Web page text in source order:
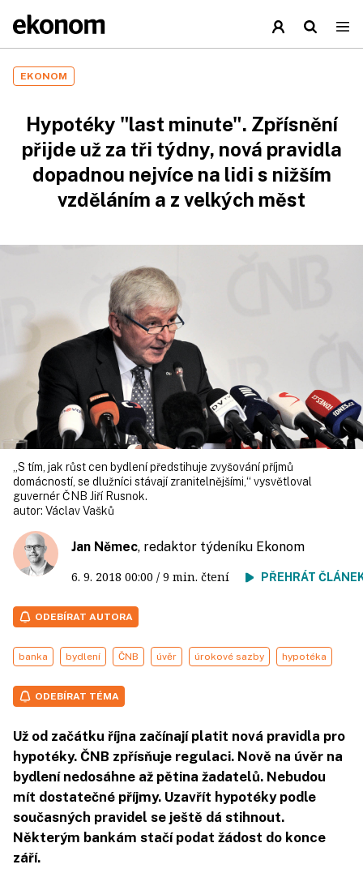
EKONOM
Hypotéky "last minute". Zpřísnění
přijde už za tři týdny, nová pravidla
dopadnou nejvíce na lidi s nižším
vzděláním a z velkých měst
„S tím, jak růst cen bydlení předstihuje zvyšování příjmů
domácností, se dlužníci stávají zranitelnějšími,“ vysvětloval
guvernér ČNB Jiří Rusnok.
autor: Václav Vašků
Jan Němec, redaktor týdeníku Ekonom
6. 9. 2018 00:00 / 9 min. čtení PŘEHRÁT
ODEBÍRAT AUTORA
banka bydlení ČNB úvěr úrokové sazby hypotéka
ODEBÍRAT TÉMA
Už od začátku října začínají platit nová pravidla pro
hypotéky. ČNB zpřísňuje regulaci. Nově na úvěr na
bydlení nedosáhne až pětina žadatelů. Nebudou
mít dostatečné příjmy. Uzavřít hypotéky podle
současných pravidel se ještě dá stihnout.
Některým bankám stačí podat žádost do konce
září.